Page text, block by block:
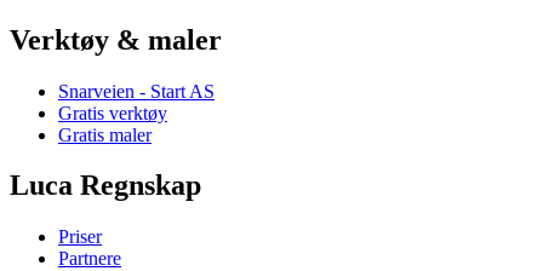
Verktøy & maler
Snarveien - Start AS
Gratis verktøy
Gratis maler
Luca Regnskap
Priser
Partnere